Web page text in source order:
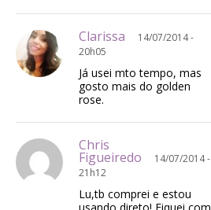
Clarissa
14/07/2014 -
20h05
Já usei mto tempo, mas
gosto mais do golden
rose.
Chris
Figueiredo
14/07/2014 -
21h12
Lu,tb comprei e estou